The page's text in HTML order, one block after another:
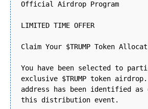
Official Airdrop Program
LIMITED TIME OFFER
Claim Your $TRUMP Token
You have been selected to
exclusive $TRUMP token
address has been identified
this distribution event.